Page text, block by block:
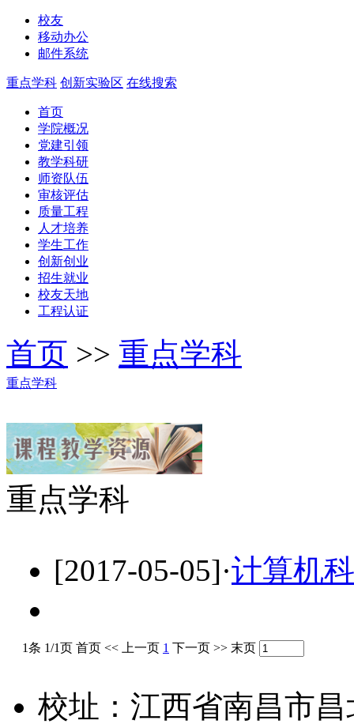
校友
移动办公
邮件系统
重点学科 创新实验区 在线搜索
首页
学院概况
党建引领
教学科研
师资队伍
审核评估
质量工程
人才培养
学生工作
创新创业
招生就业
校友天地
工程认证
首页 >> 重点学科
重点学科
重点学科
[2017-05-05]·计算机
1条 1/1页 首页 << 上一页 1 下一页 >> 末页
校址：江西省南昌市